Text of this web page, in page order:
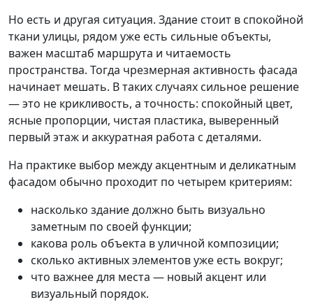
Но есть и другая ситуация. Здание стоит в спокойной
ткани улицы, рядом уже есть сильные объекты,
важен масштаб маршрута и читаемость
пространства. Тогда чрезмерная активность фасада
начинает мешать. В таких случаях сильное решение
— это не крикливость, а точность: спокойный цвет,
ясные пропорции, чистая пластика, выверенный
первый этаж и аккуратная работа с деталями.
На практике выбор между акцентным и деликатным
фасадом обычно проходит по четырем критериям:
насколько здание должно быть визуально
заметным по своей функции;
какова роль объекта в уличной композиции;
сколько активных элементов уже есть вокруг;
что важнее для места — новый акцент или
визуальный порядок.